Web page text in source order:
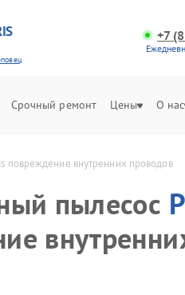
+7
Срочный ремонт Цены О нас
повреждение внутренних проводов
пылесос